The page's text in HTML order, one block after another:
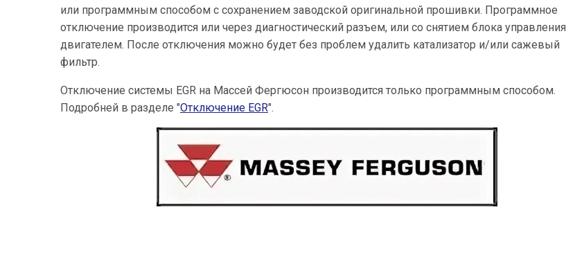
или программным способом с сохранением заводской оригинальной прошивки. Программное
отключение производится или через диагностический разъем, или со снятием блока управления
двигателем. После отключения можно будет без проблем удалить катализатор и/или сажевый
фильтр.
Отключение системы EGR на Массей Фергюсон производится только программным способом.
Подробней в разделе "Отключение EGR".